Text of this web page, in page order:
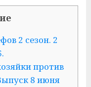
2 сезон. 2
против
8 июня